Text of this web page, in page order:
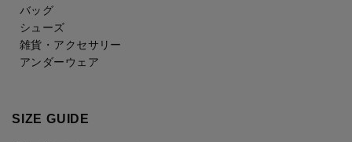
バッグ
シューズ
雑貨・アクセサリー
アンダーウェア
SIZE GUIDE